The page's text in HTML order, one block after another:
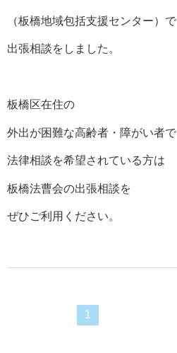
（板橋地域包括支援センター）で
出張相談をしました。
板橋区在住の
外出が困難な高齢者・障がい者で
法律相談を希望されている方は
板橋法曹会の出張相談を
ぜひご利用ください。
1